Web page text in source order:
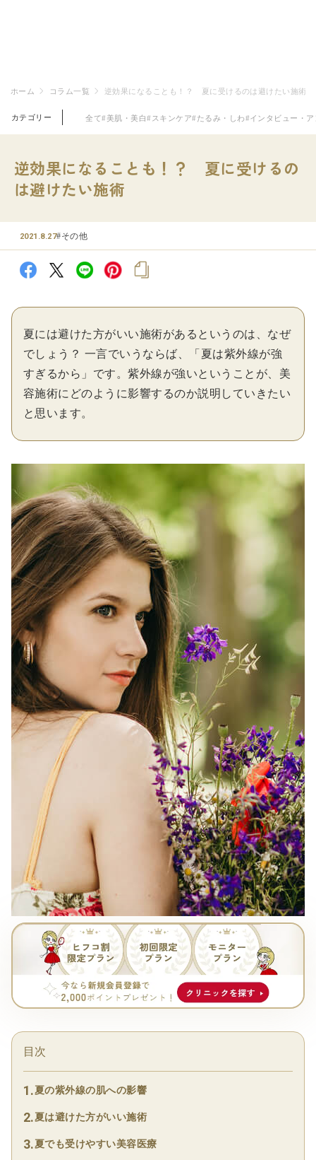
ホーム コラム一覧 逆効果になることも！？ 夏に受けるのは避けたい施術
カテゴリー 全て#美肌・美白#スキンケア#たるみ・しわ#インタビュー・
逆効果になることも！？ 夏に受けるの
は避けたい施術
2021.8.27#その他
夏には避けた方がいい施術があるというのは、なぜ
でしょう？ 一言でいうならば、「夏は紫外線が強
すぎるから」です。紫外線が強いということが、美
容施術にどのように影響するのか説明していきたい
と思います。
目次
夏の紫外線の肌への影響
夏は避けた方がいい施術
夏でも受けやすい美容医療